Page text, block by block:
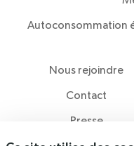
Autoconsommation
Nous rejoindre
Contact
Presse